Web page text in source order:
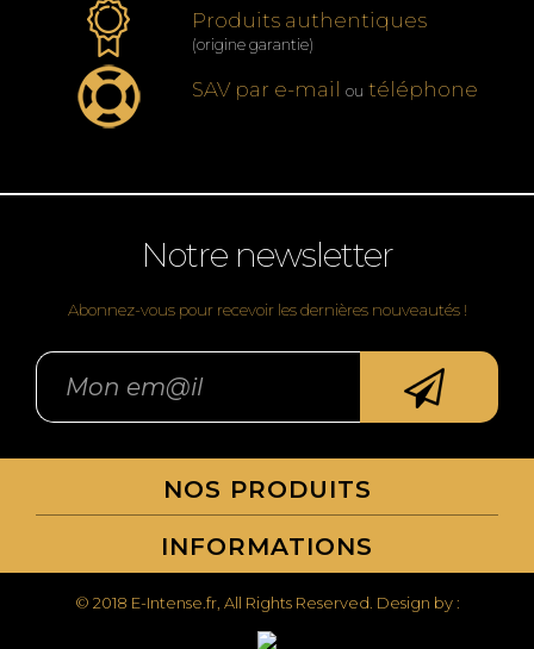
Produits authentiques
(origine garantie)
SAV par e-mail ou téléphone
Notre newsletter
Abonnez-vous pour recevoir les dernières nouveautés !
NOS PRODUITS
INFORMATIONS
© 2018 E-Intense.fr, All Rights Reserved. Design by :